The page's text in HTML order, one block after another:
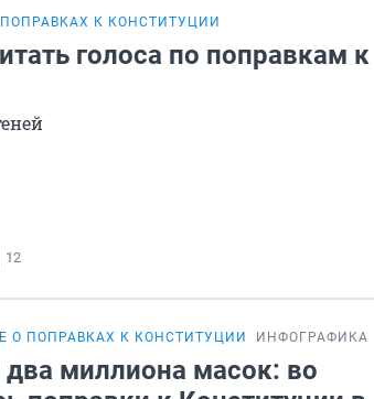
К КОНСТИТУЦИИ
голоса по поправкам к
12
О ПОПРАВКАХ К КОНСТИТУЦИИ ИНФОГРАФИКА
миллиона масок: во